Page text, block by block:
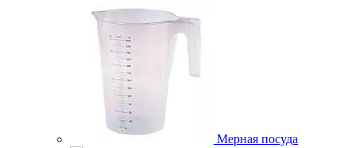
Мерная посуда